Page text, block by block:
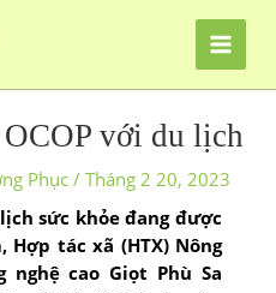
với du lịch
Phục/ Tháng 2 20, 2023
sức khỏe đang được
tác xã (HTX) Nông
nghệ cao Giọt Phù Sa